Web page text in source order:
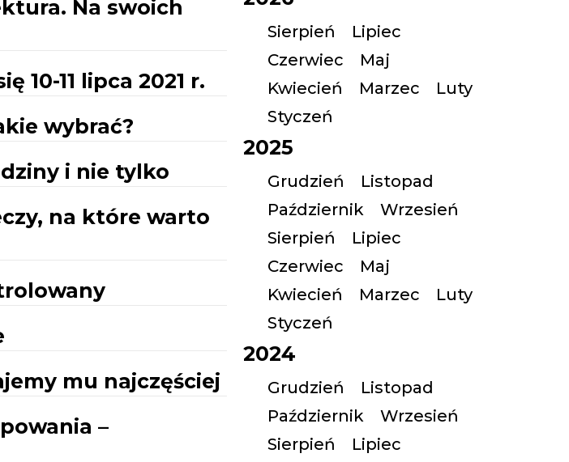
Na swoich
10-11 lipca 2021 r.
wybrać?
i nie tylko
na które warto
mu najczęściej
–
Sierpień
Lipiec
Czerwiec
Maj
Kwiecień
Marzec
Luty
Styczeń
2025
Grudzień
Listopad
Październik
Wrzesień
Sierpień
Lipiec
Czerwiec
Maj
Kwiecień
Marzec
Luty
Styczeń
2024
Grudzień
Listopad
Październik
Wrzesień
Sierpień
Lipiec